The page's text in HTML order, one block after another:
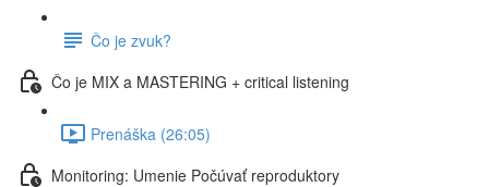
Čo je zvuk?
Čo je MIX a MASTERING + critical listening
Prenáška (26:05)
Monitoring: Umenie Počúvať reproduktory